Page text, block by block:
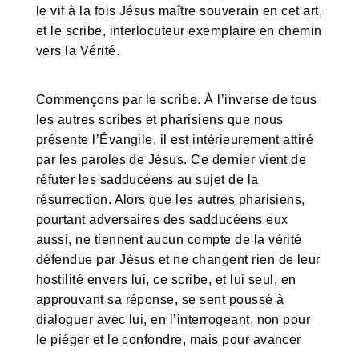
le vif à la fois Jésus maître souverain en cet art,
et le scribe, interlocuteur exemplaire en chemin
vers la Vérité.
Commençons par le scribe. À l’inverse de tous
les autres scribes et pharisiens que nous
présente l’Évangile, il est intérieurement attiré
par les paroles de Jésus. Ce dernier vient de
réfuter les sadducéens au sujet de la
résurrection. Alors que les autres pharisiens,
pourtant adversaires des sadducéens eux
aussi, ne tiennent aucun compte de la vérité
défendue par Jésus et ne changent rien de leur
hostilité envers lui, ce scribe, et lui seul, en
approuvant sa réponse, se sent poussé à
dialoguer avec lui, en l’interrogeant, non pour
le piéger et le confondre, mais pour avancer